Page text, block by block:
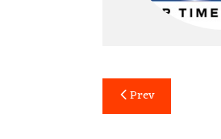
Post
navigation
Prev